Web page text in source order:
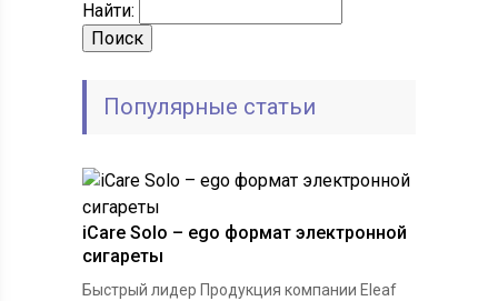
Найти:
Популярные статьи
iCare Solo – ego формат электронной
сигареты
Быстрый лидер Продукция компании Eleaf